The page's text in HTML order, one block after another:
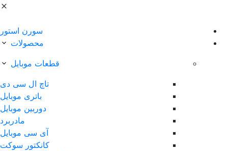
سورن استور
محصولات
قطعات موبایل
تاچ ال سی دی
باتری موبایل
دوربین موبایل
مادربرد
آی سی موبایل
کانکتور سوکت